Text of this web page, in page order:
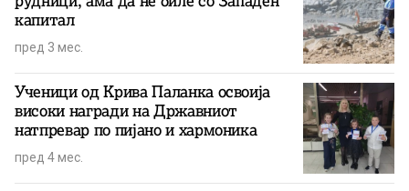
капитал
пред 3 мес.
Ученици од Крива Паланка освоија
високи награди на Државниот
натпревар по пијано и хармоника
пред 4 мес.